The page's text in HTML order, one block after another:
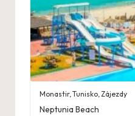
Monastir,Tunisko Zájezdy
Neptunia Beach